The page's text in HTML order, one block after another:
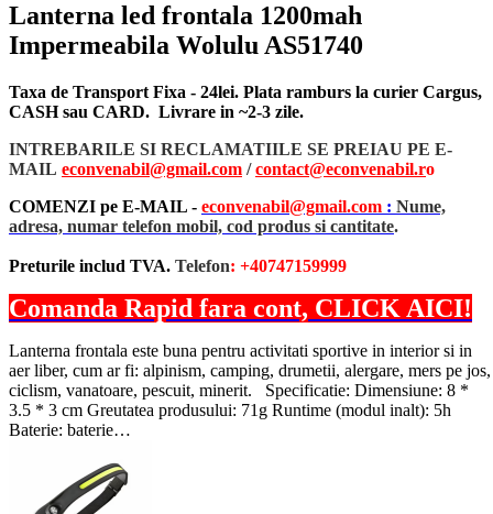
Lanterna led frontala 1200mah
Impermeabila Wolulu AS51740
Taxa de Transport Fixa - 24lei. Plata ramburs la curier Cargus,
CASH sau CARD. Livrare in ~2-3 zile.
INTREBARILE SI RECLAMATIILE SE PREIAU PE E-
MAIL econvenabil@gmail.com /contact@econvenabil.ro
COMENZI pe E-MAIL - econvenabil@gmail.com : Nume,
adresa, numar telefon mobil, cod produs si cantitate.
Preturile includ TVA. Telefon: +40747159999
Comanda Rapid fara cont, CLICK AICI!
Lanterna frontala este buna pentru activitati sportive in interior si in
aer liber, cum ar fi: alpinism, camping, drumetii, alergare, mers pe jos,
ciclism, vanatoare, pescuit, minerit. Specificatie: Dimensiune: 8 *
3.5 * 3 cm Greutatea produsului: 71g Runtime (modul inalt): 5h
Baterie: baterie…